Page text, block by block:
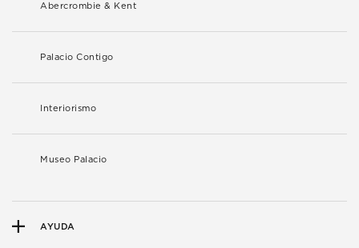
Abercrombie & Kent
Palacio Contigo
Interiorismo
Museo Palacio
AYUDA